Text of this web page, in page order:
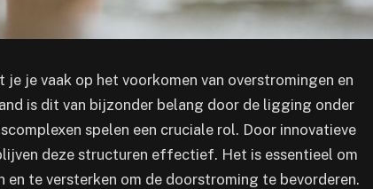
je vaak op het voorkomen van overstromingen en
is dit van bijzonder belang door de ligging onder
spelen een cruciale rol. Door innovatieve
deze structuren effectief. Het is essentieel om
te versterken om de doorstroming te bevorderen.